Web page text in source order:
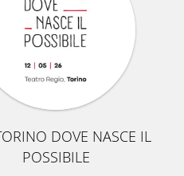
DOVE NASCE IL
POSSIBILE